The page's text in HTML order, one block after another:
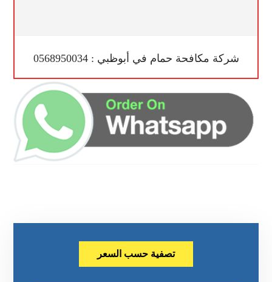
شركة مكافحة حمام في أبوظبي : 0568950034
تصفية حسب السعر